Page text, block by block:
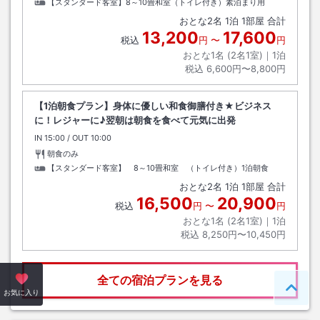
【スタンダード客室】8～10畳和室（トイレ付き）素泊まり用
おとな2名 1泊 1部屋 合計
税込 13,200円 〜 17,600円
おとな1名 (2名1室)｜ 1泊
税込 6,600円〜8,800円
【1泊朝食プラン】身体に優しい和食御膳付き★ビジネス
に！レジャーに♪翌朝は朝食を食べて元気に出発
IN チェックイン
15:00 / OUT チェックアウト
10:00
朝食のみ
【スタンダード客室】 8～10畳和室 （トイレ付き）1泊朝食
おとな2名 1泊 1部屋 合計
税込 16,500円 〜 20,900円
おとな1名 (2名1室)｜ 1泊
税込 8,250円〜10,450円
全ての宿泊プランを見る
お気に入り ペー